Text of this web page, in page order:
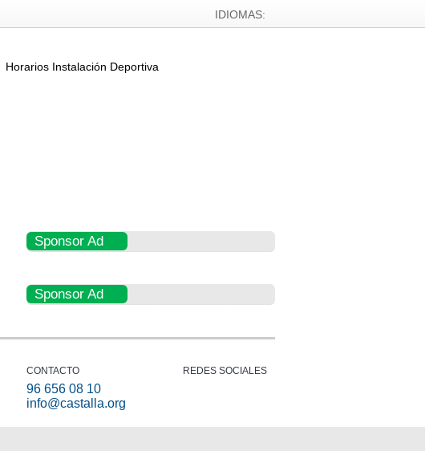
IDIOMAS:
Horarios Instalación Deportiva
Sponsor Ad
Sponsor Ad
CONTACTO
96 656 08 10
info@castalla.org
REDES SOCIALES